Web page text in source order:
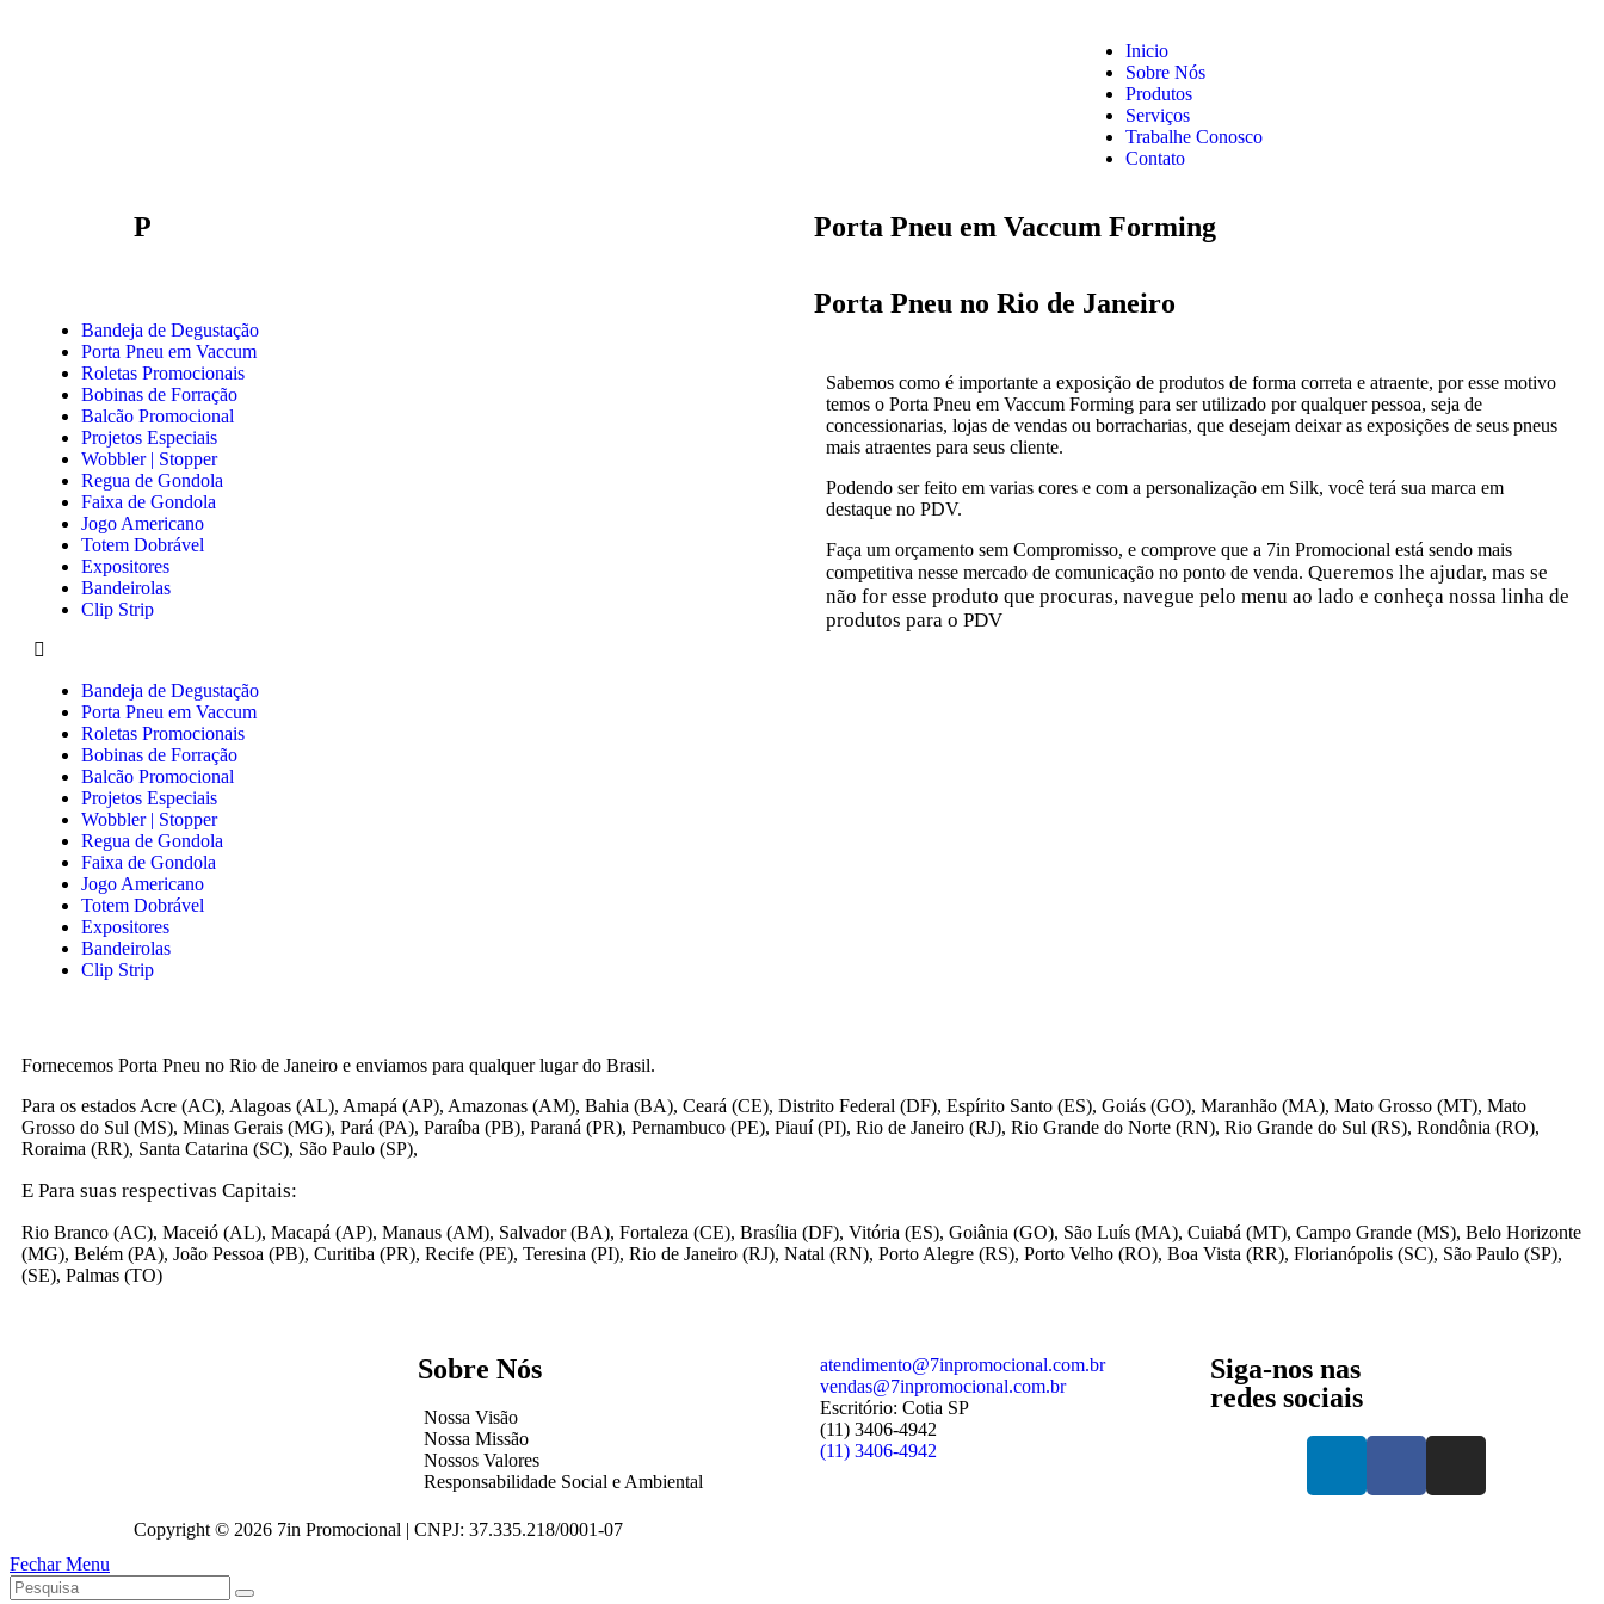
Inicio
Sobre Nós
Produtos
Serviços
Trabalhe Conosco
Contato
P Porta Pneu em Vaccum Forming
Bandeja de Degustação
Porta Pneu em Vaccum
Roletas Promocionais
Bobinas de Forração
Balcão Promocional
Projetos Especiais
Wobbler | Stopper
Regua de Gondola
Faixa de Gondola
Jogo Americano
Totem Dobrável
Expositores
Bandeirolas
Clip Strip
Bandeja de Degustação
Porta Pneu em Vaccum
Roletas Promocionais
Bobinas de Forração
Balcão Promocional
Projetos Especiais
Wobbler | Stopper
Regua de Gondola
Faixa de Gondola
Jogo Americano
Totem Dobrável
Expositores
Bandeirolas
Clip Strip
Porta Pneu no Rio de Janeiro
Sabemos como é importante a exposição de produtos de forma correta e atraente, por esse motivo
temos o Porta Pneu em Vaccum Forming para ser utilizado por qualquer pessoa, seja de
concessionarias, lojas de vendas ou borracharias, que desejam deixar as exposições de seus pneus
mais atraentes para seus cliente.
Podendo ser feito em varias cores e com a personalização em Silk, você terá sua marca em
destaque no PDV.
Faça um orçamento sem Compromisso, e comprove que a 7in Promocional está sendo mais
competitiva nesse mercado de comunicação no ponto de venda. Queremos lhe ajudar, mas se
não for esse produto que procuras, navegue pelo menu ao lado e conheça nossa linha de
produtos para o PDV
Fornecemos Porta Pneu no Rio de Janeiro e enviamos para qualquer lugar do Brasil.
Para os estados Acre (AC), Alagoas (AL), Amapá (AP), Amazonas (AM), Bahia (BA), Ceará (CE), Distrito Federal (DF), Espírito Santo (ES), Goiás (GO), Maranhão (MA), Mato Grosso (MT), Mato
Grosso do Sul (MS), Minas Gerais (MG), Pará (PA), Paraíba (PB), Paraná (PR), Pernambuco (PE), Piauí (PI), Rio de Janeiro (RJ), Rio Grande do Norte (RN), Rio Grande do Sul (RS), Rondônia (RO),
Roraima (RR), Santa Catarina (SC), São Paulo (SP),
E Para suas respectivas Capitais:
Rio Branco (AC), Maceió (AL), Macapá (AP), Manaus (AM), Salvador (BA), Fortaleza (CE), Brasília (DF), Vitória (ES), Goiânia (GO), São Luís (MA), Cuiabá (MT), Campo Grande (MS), Belo Horizonte
(MG), Belém (PA), João Pessoa (PB), Curitiba (PR), Recife (PE), Teresina (PI), Rio de Janeiro (RJ), Natal (RN), Porto Alegre (RS), Porto Velho (RO), Boa Vista (RR), Florianópolis (SC), São Paulo (SP),
(SE), Palmas (TO)
Sobre Nós
Nossa Visão
Nossa Missão
Nossos Valores
Responsabilidade Social e Ambiental
atendimento@7inpromocional.com.br
vendas@7inpromocional.com.br
Escritório: Cotia SP
(11) 3406-4942
(11) 3406-4942
Siga-nos nas
redes sociais
Copyright © 2026 7in Promocional | CNPJ: 37.335.218/0001-07
Fechar Menu